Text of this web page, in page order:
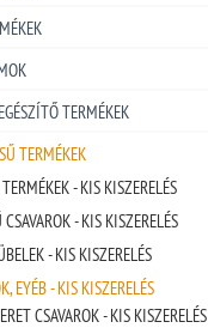
TERMÉKEK
TERMÉKEK
- KIS KISZERELÉS
- KIS KISZERELÉS
- KIS KISZERELÉS
EYÉB - KIS KISZERELÉS
CSAVAROK - KIS KISZERELÉS